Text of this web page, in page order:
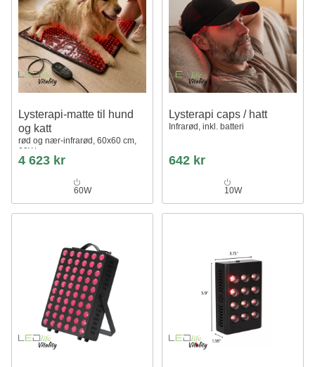
Lysterapi-matte til hund
og katt
rød og nær-infrarød, 60x60 cm,
60W
4 623 kr
60W
Lysterapi caps / hatt
Infrarød, inkl. batteri
642 kr
10W